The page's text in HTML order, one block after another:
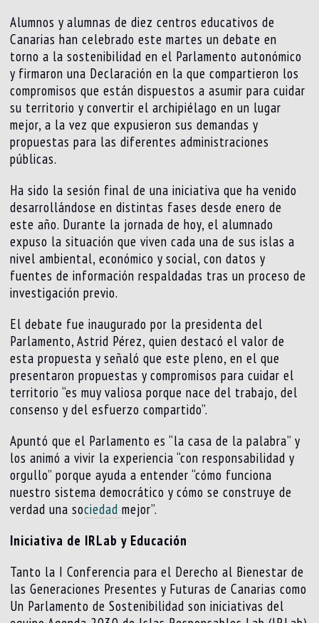
Alumnos y alumnas de diez centros educativos de
Canarias han celebrado este martes un debate en
torno a la sostenibilidad en el Parlamento autonómico
y firmaron una Declaración en la que compartieron los
compromisos que están dispuestos a asumir para cuidar
su territorio y convertir el archipiélago en un lugar
mejor, a la vez que expusieron sus demandas y
propuestas para las diferentes administraciones
públicas.
Ha sido la sesión final de una iniciativa que ha venido
desarrollándose en distintas fases desde enero de
este año. Durante la jornada de hoy, el alumnado
expuso la situación que viven cada una de sus islas a
nivel ambiental, económico y social, con datos y
fuentes de información respaldadas tras un proceso de
investigación previo.
El debate fue inaugurado por la presidenta del
Parlamento, Astrid Pérez, quien destacó el valor de
esta propuesta y señaló que este pleno, en el que
presentaron propuestas y compromisos para cuidar el
territorio “es muy valiosa porque nace del trabajo, del
consenso y del esfuerzo compartido”.
Apuntó que el Parlamento es “la casa de la palabra” y
los animó a vivir la experiencia “con responsabilidad y
orgullo” porque ayuda a entender “cómo funciona
nuestro sistema democrático y cómo se construye de
verdad una sociedadmejor”.
Iniciativa de IRLab y Educación
Tanto la I Conferencia para el Derecho al Bienestar de
las Generaciones Presentes y Futuras de Canarias como
Un Parlamento de Sostenibilidad son iniciativas del